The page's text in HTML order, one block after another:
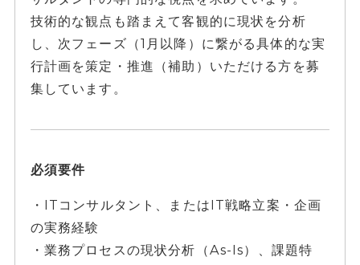
技術的な観点も踏まえて客観的に現状を分析
し、次フェーズ（1月以降）に繋がる具体的な実
行計画を策定・推進（補助）いただける方を募
集しています。
必須要件
・ITコンサルタント、またはIT戦略立案・企画
の実務経験
・業務プロセスの現状分析（As-Is）、課題特